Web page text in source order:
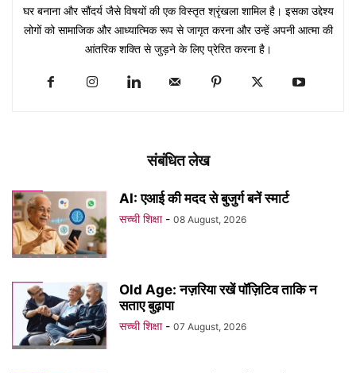
घर बनाना और सौंदर्य जैसे विषयों की एक विस्तृत श्रृंखला शामिल है। इसका उद्देश्य
लोगों को सामाजिक और आध्यात्मिक रूप से जागृत करना और उन्हें अपनी आत्मा की
आंतरिक शक्ति से जुड़ने के लिए प्रेरित करना है।
संबंधित लेख
AI: एआई की मदद से बुजुर्ग बनें स्मार्ट
सच्ची शिक्षा - 08 August, 2026
Old Age: नज़रिया रखें पॉज़िटिव ताकि न
सताए बुढ़ापा
सच्ची शिक्षा - 07 August, 2026